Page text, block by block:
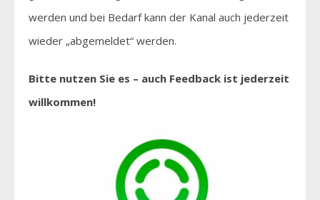
werden und bei Bedarf kann der Kanal auch jederzeit
wieder „abgemeldet“ werden.
Bitte nutzen Sie es – auch Feedback ist jederzeit
willkommen!